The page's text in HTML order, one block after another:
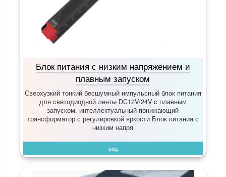
Блок питания с низким напряжением и
плавным запуском
Сверхузкий тонкий бесшумный импульсный блок питания
для светодиодной ленты DC12V/24V с плавным
запуском, интеллектуальный понижающий
трансформатор с регулировкой яркости Блок питания с
низким напря
вид